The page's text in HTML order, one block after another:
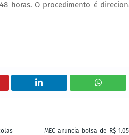
horas. O procedimento é
MEC anuncia bolsa de R$